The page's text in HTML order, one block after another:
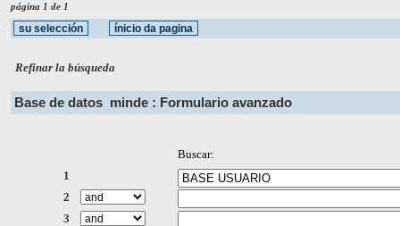
página 1 de 1
Refinar la búsqueda
Base de datos minde : Formulario avanzado
Buscar:
1
2
3